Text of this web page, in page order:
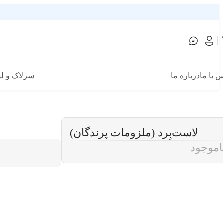
سرلاک و درباره مابا ما
لاست‌بِرد (ملزومات پرندگان)